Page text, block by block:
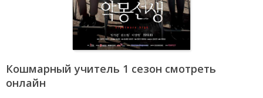
Кошмарный учитель 1 сезон смотреть
онлайн